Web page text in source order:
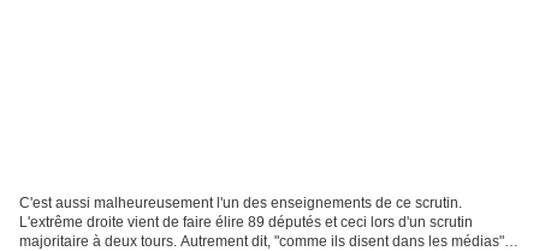
C'est aussi malheureusement l'un des enseignements de ce scrutin.
L'extrême droite vient de faire élire 89 députés et ceci lors d'un scrutin
majoritaire à deux tours. Autrement dit, "comme ils disent dans les médias"